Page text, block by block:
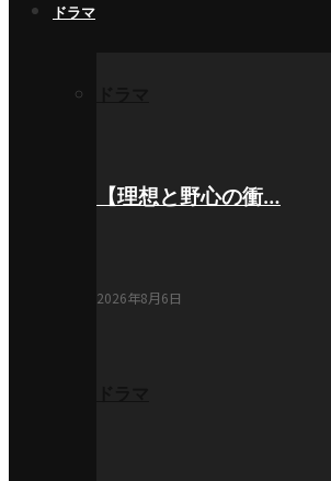
ドラマ
【理想と野心の衝…
2026年8月6日